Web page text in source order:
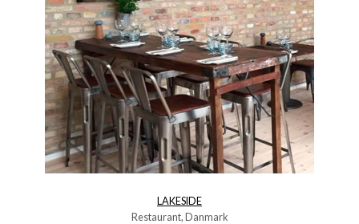
LAKESIDE
Restaurant, Danmark